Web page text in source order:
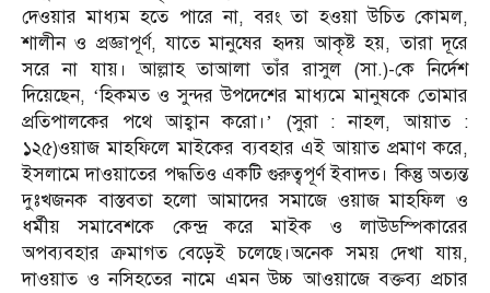
দেওয়ার মাধ্যম হতে পারে না, বরং তা হওয়া উচিত কোমল,
শালীন ও প্রজ্ঞাপূর্ণ, যাতে মানুষের হৃদয় আকৃষ্ট হয়, তারা দূরে
সরে না যায়। আল্লাহ তাআলা তাঁর রাসুল (সা.)-কে নির্দেশ
দিয়েছেন, ‘হিকমত ও সুন্দর উপদেশের মাধ্যমে মানুষকে তোমার
প্রতিপালকের পথে আহ্বান করো।’ (সুরা : নাহল, আয়াত :
১২৫)ওয়াজ মাহফিলে মাইকের ব্যবহার এই আয়াত প্রমাণ করে,
ইসলামে দাওয়াতের পদ্ধতিও একটি গুরুত্বপূর্ণ ইবাদত। কিন্তু অত্যন্ত
দুঃখজনক বাস্তবতা হলো আমাদের সমাজে ওয়াজ মাহফিল ও
ধর্মীয় সমাবেশকে কেন্দ্র করে মাইক ও লাউডস্পিকারের
অপব্যবহার ক্রমাগত বেড়েই চলেছে।অনেক সময় দেখা যায়,
দাওয়াত ও নসিহতের নামে এমন উচ্চ আওয়াজে বক্তব্য প্রচার